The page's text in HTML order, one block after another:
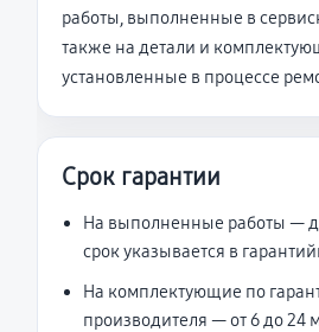
работы, выполненные в
также на детали и
установленные в процессе
Срок гарантии
На выполненные работы —
срок указывается в
На комплектующие по
производителя — от 6 до 24